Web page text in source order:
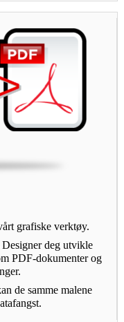
grafiske verktøy.
deg utvikle
PDF-dokumenter og
de samme malene